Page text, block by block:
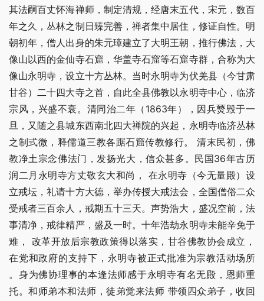
其法嗣百丈怀海禅师，制定清规，经唐末五代，宋元，数百
年之久，丛林之制日臻完善，禅者集中居住，修证自性。明
朝初年，僧人出身的朱元璋建立了大明王朝，推行佛法，大
像山以西的金仙寺石窟，华盖寺石窟等石窟寺群，合称为大
像山永明寺，设立十方丛林。当时永明寺为伏羌县（今甘肃
甘谷）二十四大寺之首，自此全县佛教以永明寺中心，临济
宗风，兴盛不衰。清同治二年（1863年），因兵燹毁于一
旦，又随之县城东西南北四大禅院的兴起，永明寺临济丛林
之制式微，释儒道三教各踞石窟传教修行。 清末民初，佛
教净土宗念佛法门，发扬光大，信众甚多。民国36年古历
润二月永明寺方丈敬玄大和尚， 在永明寺（今无量殿）设
立戒坛，礼请十方大德，举办传授大戒法会，全国僧俗二众
受戒者三百余人，戒期五十三天。声势浩大，盛况空前，法
事清净，戒律精严，盛及一时。十年浩劫永明寺未能辛免于
难， 改革开放后宗教政策得以落实，甘谷佛教协会成立，
在党和政府的支持下，永明寺被正式批准为宗教活动场所
。身为佛协理事的本逢法师感于永明寺有名无殿，恩师重
托。和师弟本和法师，徒弟觉来法师 带领四众弟子，收回